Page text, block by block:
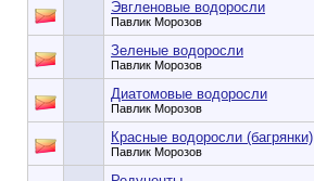
Эвгленовые водоросли
Павлик Морозов
Зеленые водоросли
Павлик Морозов
Диатомовые водоросли
Павлик Морозов
Красные водоросли (багрянки)
Павлик Морозов